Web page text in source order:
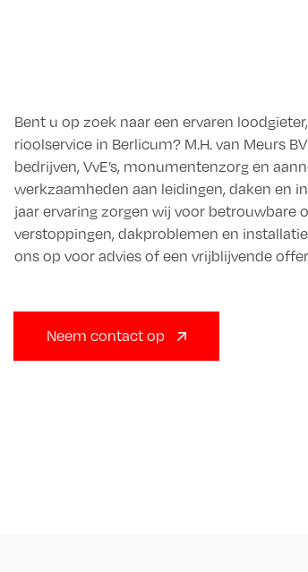
Bent u op zoek naar een ervaren
rioolservice in Berlicum? M.H. van Meurs
bedrijven, VvE’s, monumentenzorg en
werkzaamheden aan leidingen, daken en
jaar ervaring zorgen wij voor betrouwbare
verstoppingen, dakproblemen en
ons op voor advies of een vrijblijvende
Neem contact op